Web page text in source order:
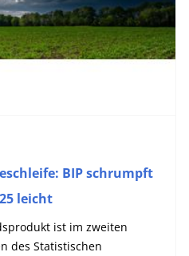
BIP schrumpft
leicht
ist im zweiten
des Statistischen